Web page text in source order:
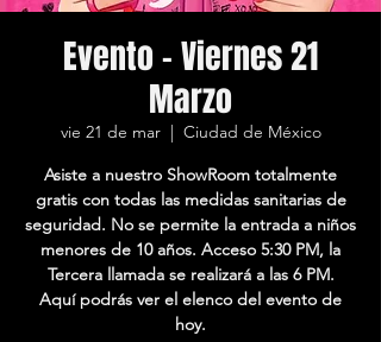
Evento - Viernes 21
Marzo
vie 21 de mar
  |
Ciudad de México
Asiste a nuestro ShowRoom totalmente
gratis con todas las medidas sanitarias de
seguridad. No se permite la entrada a niños
menores de 10 años. Acceso 5:30 PM, la
Tercera llamada se realizará a las 6 PM.
Aquí podrás ver el elenco del evento de
hoy.